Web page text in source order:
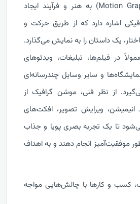
موشن گرافیک (Motion Graphic) به هنر و فرآیند ایجاد
اشاره دارد که از طریق حرکت و
یک داستان را به نمایش می‌گذارد.
در فیلم‌ها، تبلیغات، ویدئوهای
و سایر وسایل چندرسانه‌ای
از نظر فنی، موشن گرافیک از
انیمیشن، ویرایش تصویر، افکت‌های
تا یک تجربه بصری پویا و جذاب
موفقیت‌آمیز انجام دهند و به اهداف
کسب و کارها با چالش‌هایی مواجه